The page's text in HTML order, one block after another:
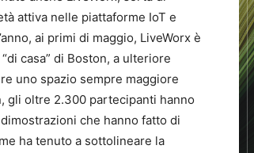
attiva nelle piattaforme IoT e
ai primi di maggio, LiveWorx è
casa” di Boston, a ulteriore
uno spazio sempre maggiore
gli oltre 2.300 partecipanti hanno
che hanno fatto di
ha tenuto a sottolineare la